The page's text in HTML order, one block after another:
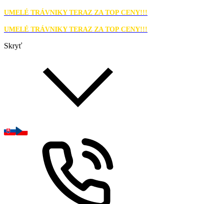
UMELÉ TRÁVNIKY TERAZ ZA TOP CENY!!!
UMELÉ TRÁVNIKY TERAZ ZA TOP CENY!!!
Skryť